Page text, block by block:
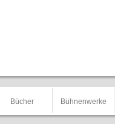
Bücher Bühnenwerke